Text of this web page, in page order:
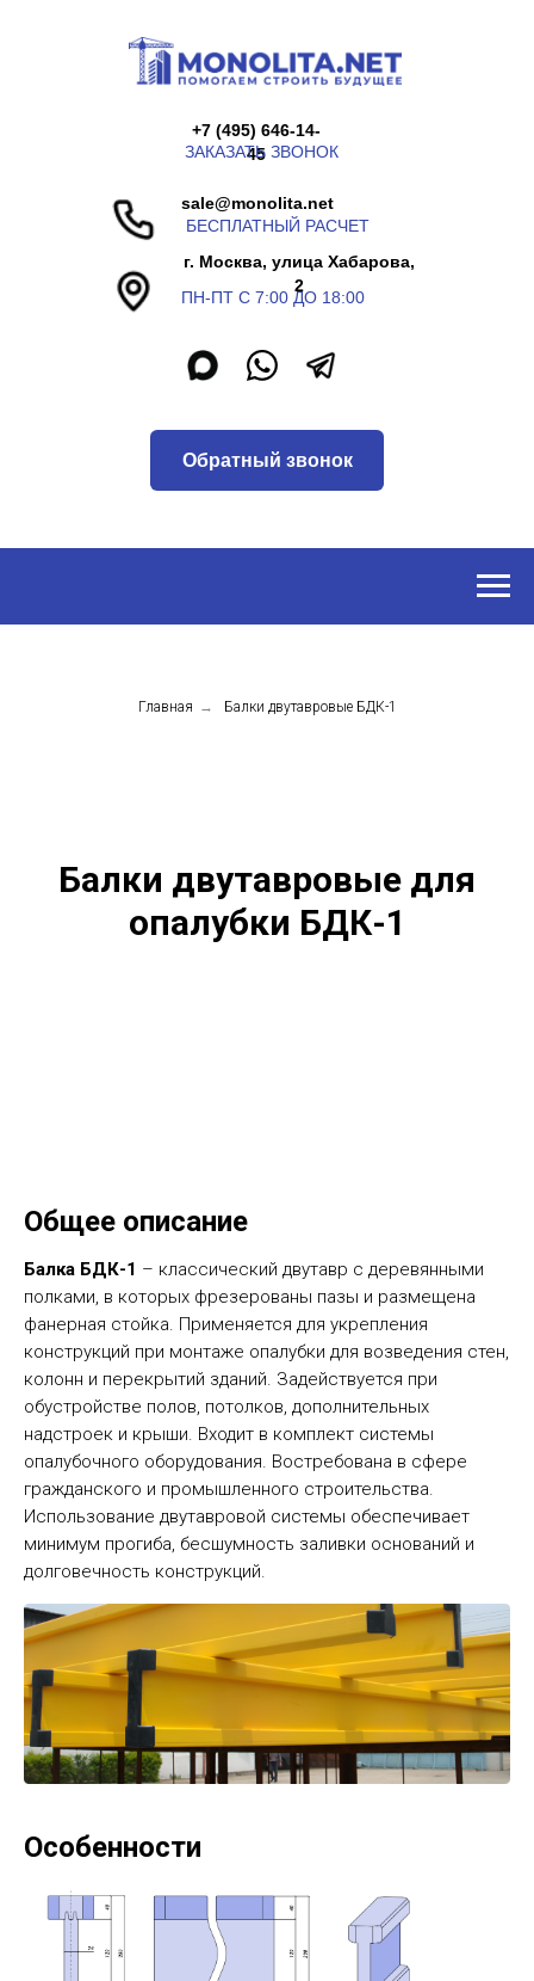
г. Москва, улица Хабарова,
ПН-ПТ С 7:00 ДО 18:00
45
ЗАКАЗАТЬ ЗВОНОК
БЕСПЛАТНЫЙ РАСЧЕТ
Главная → Балки двутавровые БДК-1
Балки двутавровые для
опалубки БДК-1
Общее описание
Балка БДК-1 – классический двутавр с деревянными
полками, в которых фрезерованы пазы и размещена
фанерная стойка. Применяется для укрепления
конструкций при монтаже опалубки для возведения стен,
колонн и перекрытий зданий. Задействуется при
обустройстве полов, потолков, дополнительных
надстроек и крыши. Входит в комплект системы
опалубочного оборудования. Востребована в сфере
гражданского и промышленного строительства.
Использование двутавровой системы обеспечивает
минимум прогиба, бесшумность заливки оснований и
долговечность конструкций.
Особенности